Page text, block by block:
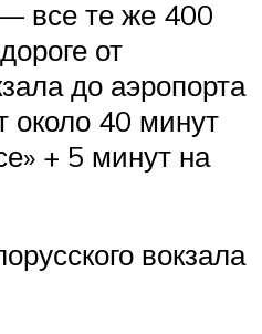
все те же 400
от
до аэропорта
около 40 минут
+ 5 минут на
вокзала